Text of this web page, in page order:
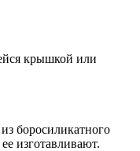
крышкой или
боросиликатного
изготавливают.